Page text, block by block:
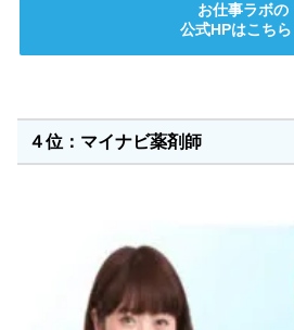
お仕事ラボの
公式HPはこちら
４位：マイナビ薬剤師